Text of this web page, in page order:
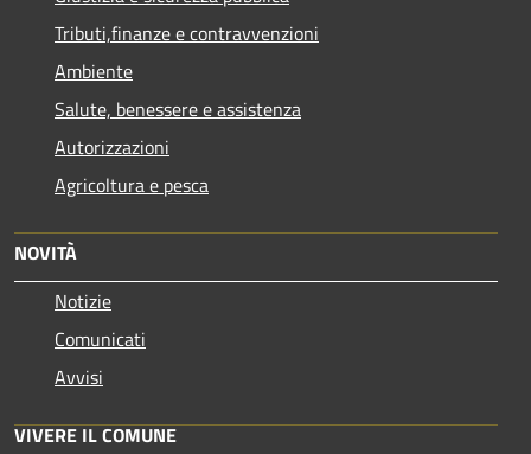
Tributi,finanze e contravvenzioni
Ambiente
Salute, benessere e assistenza
Autorizzazioni
Agricoltura e pesca
NOVITÀ
Notizie
Comunicati
Avvisi
VIVERE IL COMUNE